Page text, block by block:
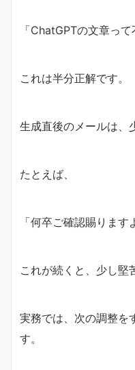
「ChatGPTの文章っ
これは半分正解です。
生成直後のメールは、
たとえば、
「何卒ご確認賜ります
これが続くと、少し堅
実務では、次の調整を
す。